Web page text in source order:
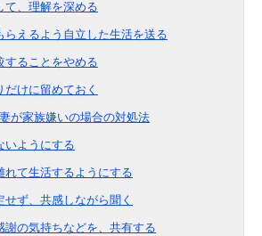
、理解を深める
えるよう自立した生活を送る
ることをやめる
けに留めておく
が家族嫌いの場合の対処法
いようにする
て生活するようにする
ず、共感しながら聞く
の気持ちなどを、共有する